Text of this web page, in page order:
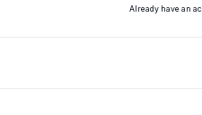
Already have an